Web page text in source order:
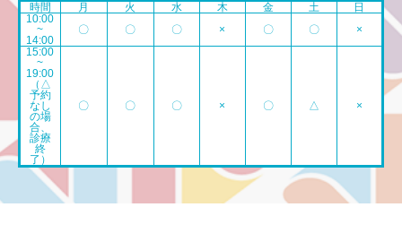
時間 月 火 水 木 金 土
日
10:00
~
14:00
〇 〇 〇 × 〇 〇
×
15:00
~
19:00
（△
予約
なし
の場
合、
診療
終
了）
〇 〇 〇 × 〇 △ ×